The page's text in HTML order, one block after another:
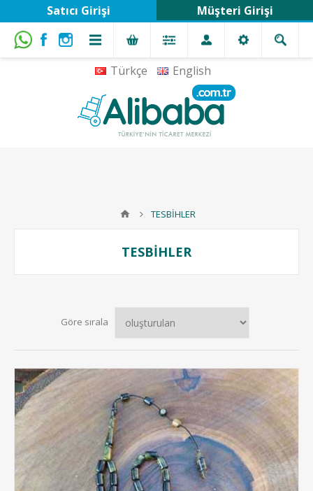
Türkçe English
Satıcı Girişi Müşteri Girişi
TESBİHLER
TESBİHLER
Göre sırala